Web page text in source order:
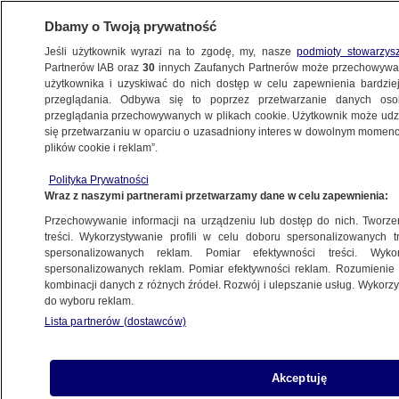
METEO
ŚWIAT
z nich trafiła do szpitala
4.08.2023, 07:48
Udostępnij
Dbamy o Twoją prywatność
Jeśli użytkownik wyrazi na to zgodę, my, naszepodmioty
Partnerów IAB oraz30 innych Zaufanych Partnerów może
użytkownika i uzyskiwać do nich dostęp w celu zapewnienia
przeglądania. Odbywa się to poprzez przetwarzanie danych
przeglądania przechowywanych w plikach cookie. Użytkownik może
się przetwarzaniu w oparciu o uzasadniony interes w dowolnym
plików cookie i reklam”.
Polityka Prywatności
Wraz z naszymi partnerami przetwarzamy dane w celu zapewnienia:
Przechowywanie informacji na urządzeniu lub dostęp do nich.
treści. Wykorzystywanie profili w celu doboru spersonalizowanych
spersonalizowanych reklam. Pomiar efektywności treści.
spersonalizowanych reklam. Pomiar efektywności reklam.
kombinacji danych z różnych źródeł. Rozwój i ulepszanie usług.
do wyboru reklam.
Lista partnerów (dostawców)
Akceptuję